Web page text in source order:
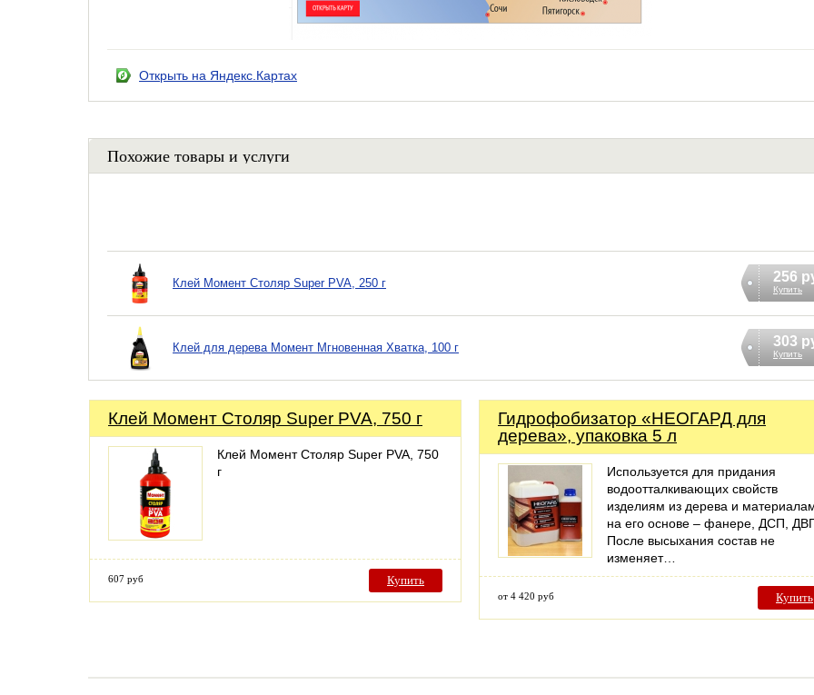
Открыть на Яндекс.Картах
Похожие товары и услуги
Клей Момент Столяр Super PVA, 250 г 256
Купить
Клей для дерева Момент Мгновенная Хватка, 100 г 303
Купить
Клей Момент Столяр Super PVA, 750 г
Клей Момент Столяр Super PVA, 750
г
607 руб Купить
Гидрофобизатор «НЕОГАРД для
дерева», упаковка 5 л
Используется для придания
водоотталкивающих свойств
изделиям из дерева и
на его основе – фанере, ДСП,
После высыхания состав не
изменяет…
от 4 420 руб Купить